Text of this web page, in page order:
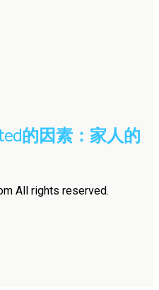
的因素：家人的
All rights reserved.